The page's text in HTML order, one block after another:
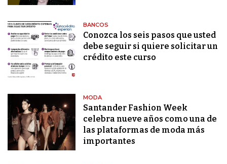
BANCOS
Conozca los seis pasos que usted
debe seguir si quiere solicitar un
crédito este curso
MODA
Santander Fashion Week
celebra nueve años como una de
las plataformas de moda más
importantes